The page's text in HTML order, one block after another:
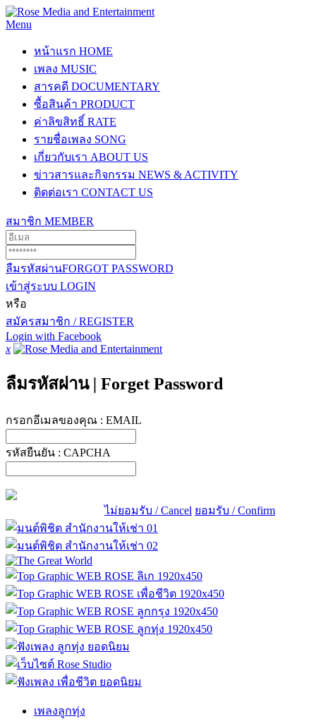
Menu
หน้าแรก HOME
เพลง MUSIC
สารคดี DOCUMENTARY
ซื้อสินค้า PRODUCT
ค่าลิขสิทธิ์ RATE
รายชื่อเพลง SONG
เกี่ยวกับเรา ABOUT US
ข่าวสารและกิจกรรม NEWS & ACTIVITY
ติดต่อเรา CONTACT US
สมาชิก MEMBER
ลืมรหัสผ่านFORGOT PASSWORD
เข้าสู่ระบบ LOGIN
หรือ
สมัครสมาชิก / REGISTER
Login with Facebook
x
ลืมรหัสผ่าน | Forget Password
กรอกอีเมลของคุณ : EMAIL
รหัสยืนยัน : CAPCHA
ไม่ยอมรับ / Cancel ยอมรับ / Confirm
เพลงลูกทุ่ง